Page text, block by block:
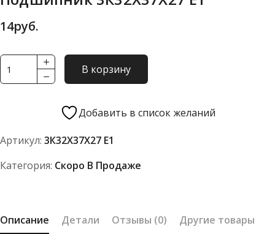
14руб.
Количество
товара
В корзину
Добавить в список желаний
Артикул: 3К32Х37Х27 Е1
Категория: Скоро В Продаже
Описание Детали Отзывы (0) Другие товары